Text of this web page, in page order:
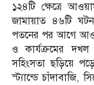
১২৪টি ক্ষেত্রে
জামায়াত ৪৬টি
পতনের পর আগে
ও কার্যক্রমের দখল
সহিংসতা ছড়িয়ে
স্ট্যান্ডে